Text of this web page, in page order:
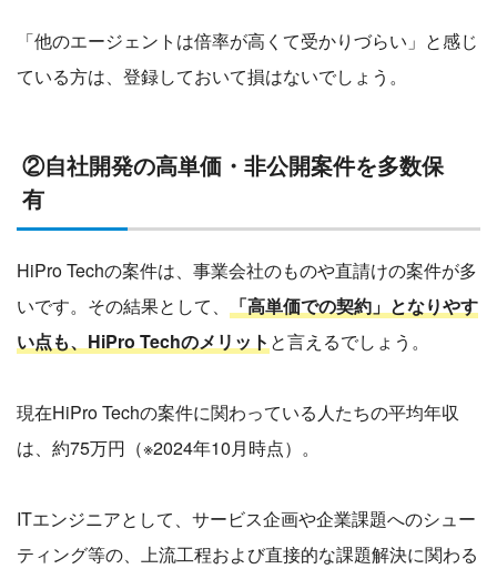
「他のエージェントは倍率が高くて受かりづらい」と感じ
ている方は、登録しておいて損はないでしょう。
②自社開発の高単価・非公開案件を多数保
有
HiPro Techの案件は、事業会社のものや直請けの案件が多
いです。その結果として、
「高単価での契約」となりやす
い点も、HiPro Techのメリット と言えるでしょう。
現在HiPro Techの案件に関わっている人たちの平均年収
は、約75万円（※2024年10月時点）。
ITエンジニアとして、サービス企画や企業課題へのシュー
ティング等の、上流工程および直接的な課題解決に関わる